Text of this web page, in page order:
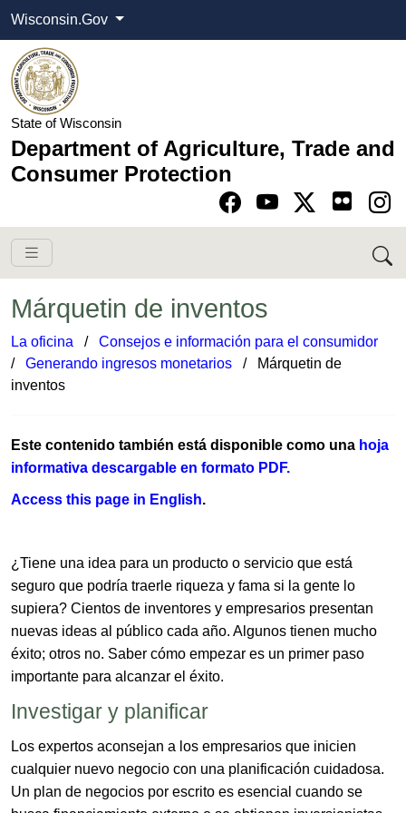
Wisconsin.Gov
State of Wisconsin
Department of Agriculture, Trade and
Consumer Protection
Go to Facebook
Go to YouTube
Go to Twitter-X
Go to Instagram
Márquetin de inventos
La oficina ​ / Consejos e información para el consumidor
/
Generando ingresos monetarios ​​​​ / Márquetin de
inventos​
Este contenido también está disponible como una hoja
informativa descargable en formato PDF.​
Access this page​ i​n​ English​.
¿Tiene una idea para un producto o servicio que está
seguro que podría traerle riqueza y fama si la gente lo
supiera? Cientos de inventores y empresarios presentan
nuevas ideas al público cada año. Algunos tienen mucho
éxito; otros no. Saber cómo empezar es un primer paso
importante para alcanzar el éxito.
Investigar y planificar
Los expertos aconsejan a los empresarios que inicien
cualquier nuevo negocio con una planificación cuidadosa.
Un plan de negocios por escrito es esencial cuando se